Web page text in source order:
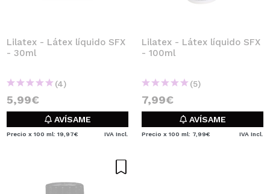
pedidos y consultar tus operaciones anteriores.
CREAR CUENTA
Lilatex - Látex líquido SFX
- 30ml
(4)
5,99€
AVÍSAME
Precio x 100 ml: 19,97€ IVA Incl.
Lilatex - Látex líquido SFX
- 100ml
(5)
7,99€
AVÍSAME
Precio x 100 ml: 7,99€ IVA Incl.